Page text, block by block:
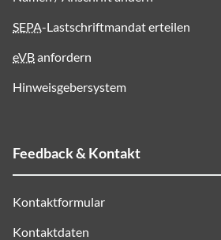
SEPA-Lastschriftmandat erteilen
eVBanfordern
Hinweisgebersystem
Feedback & Kontakt
Kontaktformular
Kontaktdaten